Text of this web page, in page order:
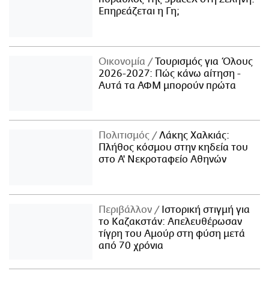
Επηρεάζεται η Γη;
Οικονομία
Τουρισμός για Όλους
2026-2027: Πώς κάνω αίτηση -
Αυτά τα ΑΦΜ μπορούν πρώτα
Πολιτισμός
Λάκης Χαλκιάς:
Πλήθος κόσμου στην κηδεία του
στο Α' Νεκροταφείο Αθηνών
Περιβάλλον
Ιστορική στιγμή για
το Καζακστάν: Απελευθέρωσαν
τίγρη του Αμούρ στη φύση μετά
από 70 χρόνια